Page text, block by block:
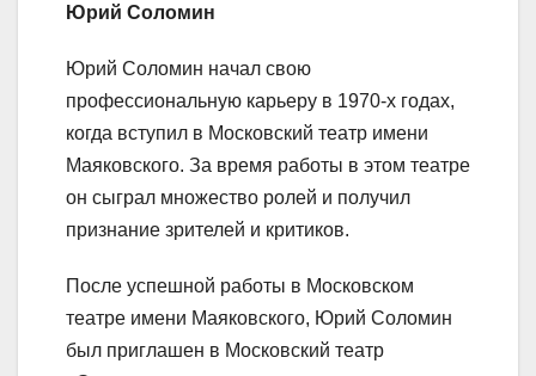
Юрий Соломин
Юрий Соломин начал свою
профессиональную карьеру в 1970-х годах,
когда вступил в Московский театр имени
Маяковского. За время работы в этом театре
он сыграл множество ролей и получил
признание зрителей и критиков.
После успешной работы в Московском
театре имени Маяковского, Юрий Соломин
был приглашен в Московский театр